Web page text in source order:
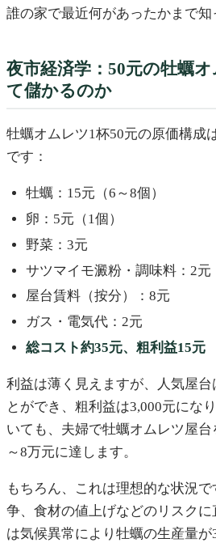
誰の家で最近何があったかまで知
夜市経済学：50元の牡蠣
て儲かるのか
牡蠣オムレツ1杯50元の原価構成
です：
牡蠣：15元（6～8個）
卵：5元（1個）
野菜：3元
サツマイモ澱粉・調味料：2元
屋台賃料（按分）：8元
ガス・電気代：2元
総コスト約35元、粗利益15元
利益は薄く見えますが、人気屋台
とができ、粗利益は3,000元にな
いても、夫婦で牡蠣オムレツ屋
～8万元に達します。
もちろん、これは理想的な状況
争、食材の値上げなどのリスク
は気候異常により牡蠣の生産量